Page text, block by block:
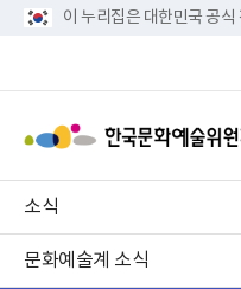
이 누리집은 대한민국 공
소식
문화예술계 소식